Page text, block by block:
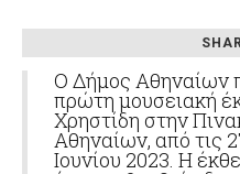
Ο Δήμος Αθηναίων
πρώτη μουσειακή
Χρηστίδη στην
Αθηναίων, από τις
Ιουνίου 2023. Η